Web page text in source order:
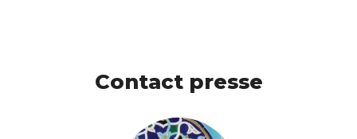
Contact presse